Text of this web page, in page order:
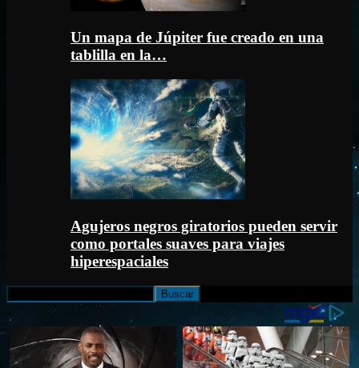
Un mapa de Júpiter fue creado en una
tablilla en la…
Agujeros negros giratorios pueden servir
como portales suaves para viajes
hiperespaciales